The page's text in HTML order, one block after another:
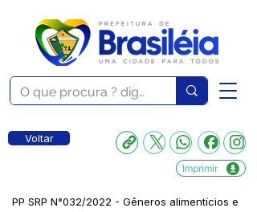
Voltar
Imprimir
PP SRP N°032/2022 - Gêneros alimentícios e